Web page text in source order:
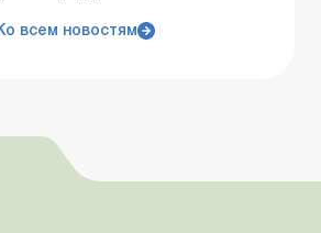
всем новостям